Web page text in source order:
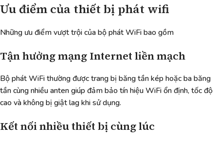
Ưu điểm của thiết bị phát wifi
Những ưu điểm vượt trội của bộ phát WiFi bao gồm
Tận hưởng mạng Internet liền mạch
Bộ phát WiFi thường được trang bị băng tần kép hoặc ba băng
tần cùng nhiều anten giúp đảm bảo tín hiệu WiFi ổn định, tốc độ
cao và không bị giật lag khi sử dụng.
Kết nối nhiều thiết bị cùng lúc